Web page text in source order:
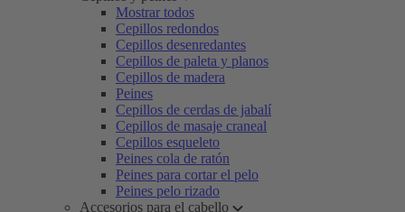
Mostrar todos
Cepillos redondos
Cepillos desenredantes
Cepillos de paleta y planos
Cepillos de madera
Peines
Cepillos de cerdas de jabalí
Cepillos de masaje craneal
Cepillos esqueleto
Peines cola de ratón
Peines para cortar el pelo
Peines pelo rizado
Accesorios para el cabello